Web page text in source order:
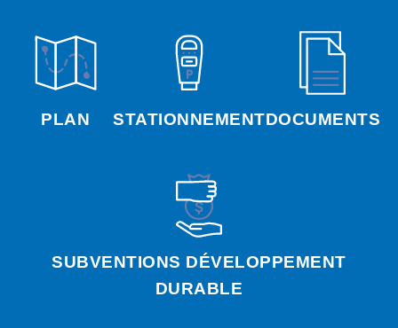
PLAN STATIONNEMENTDOCUMENTS
SUBVENTIONS DÉVELOPPEMENT
DURABLE